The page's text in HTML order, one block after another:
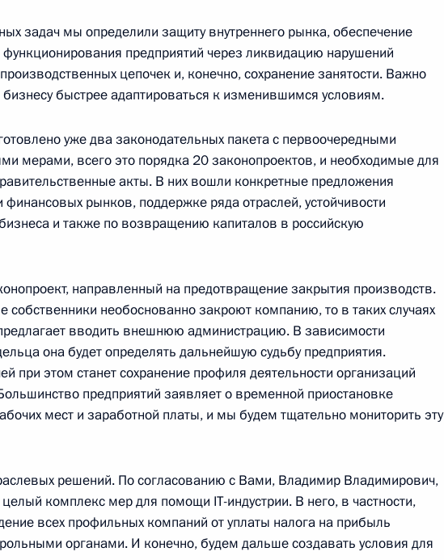
внесены изменения, касающиеся
бюджетов бюджетной системы
13:55
установлены особенности правового
градостроительных, земельных, жилищных,
и иных отношений в условиях санкций
13:50
в закон о промышленной политике
в части регулирования специальных
контрактов
внесены изменения, направленные
устойчивого функционирования транспортного
задач мы определили защиту внутреннего рынка, обеспечение
предприятий через ликвидацию нарушений
цепочек и, конечно, сохранение занятости. Важно
быстрее адаптироваться к изменившимся условиям.
уже два законодательных пакета с первоочередными
мерами, всего это порядка 20 законопроектов, и необходимые для
акты. В них вошли конкретные предложения
финансовых рынков, поддержке ряда отраслей, устойчивости
и также по возвращению капиталов в российскую
направленный на предотвращение закрытия производств.
собственники необоснованно закроют компанию, то в таких случаях
вводить внешнюю администрацию. В зависимости
она будет определять дальнейшую судьбу предприятия.
при этом станет сохранение профиля деятельности организаций
предприятий заявляет о временной приостановке
мест и заработной платы, и мы будем тщательно мониторить эту
решений. По согласованию с Вами, Владимир Владимирович,
комплекс мер для помощи IT-индустрии. В него, в частности,
всех профильных компаний от уплаты налога на прибыль
органами. И конечно, будем дальше создавать условия для